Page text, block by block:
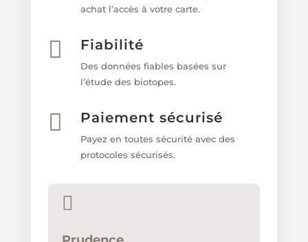
achat l’accès à votre carte.
 Fiabilité
Des données fiables basées sur
l’étude des biotopes.
 Paiement sécurisé
Payez en toutes sécurité avec des
protocoles sécurisés.
